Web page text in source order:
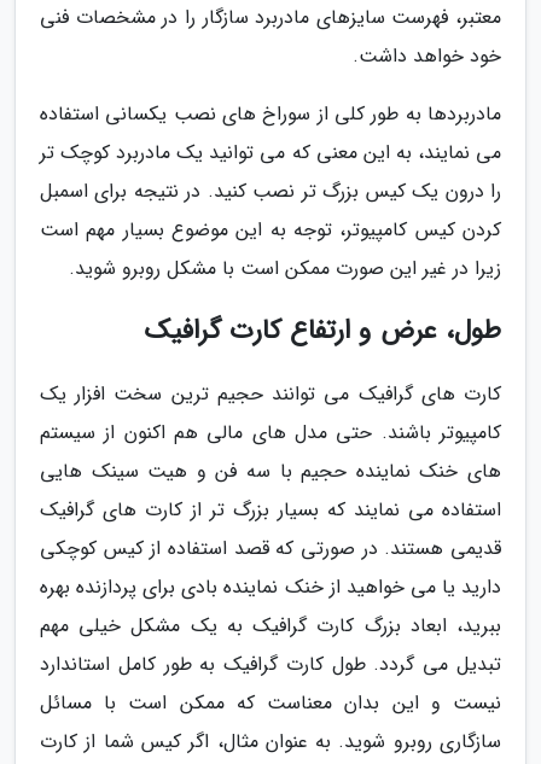
معتبر، فهرست سایزهای مادربرد سازگار را در مشخصات فنی
خود خواهد داشت.
مادربردها به طور کلی از سوراخ های نصب یکسانی استفاده
می نمایند، به این معنی که می توانید یک مادربرد کوچک تر
را درون یک کیس بزرگ تر نصب کنید. در نتیجه برای اسمبل
کردن کیس کامپیوتر، توجه به این موضوع بسیار مهم است
زیرا در غیر این صورت ممکن است با مشکل روبرو شوید.
طول، عرض و ارتفاع کارت گرافیک
کارت های گرافیک می توانند حجیم ترین سخت افزار یک
کامپیوتر باشند. حتی مدل های مالی هم اکنون از سیستم
های خنک نماینده حجیم با سه فن و هیت سینک هایی
استفاده می نمایند که بسیار بزرگ تر از کارت های گرافیک
قدیمی هستند. در صورتی که قصد استفاده از کیس کوچکی
دارید یا می خواهید از خنک نماینده بادی برای پردازنده بهره
ببرید، ابعاد بزرگ کارت گرافیک به یک مشکل خیلی مهم
تبدیل می گردد. طول کارت گرافیک به طور کامل استاندارد
نیست و این بدان معناست که ممکن است با مسائل
سازگاری روبرو شوید. به عنوان مثال، اگر کیس شما از کارت